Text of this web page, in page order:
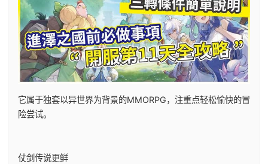
它属于独套以异世界为背景的MMORPG，注重点轻松愉快的冒
险尝试。
仗剑传说更鲜